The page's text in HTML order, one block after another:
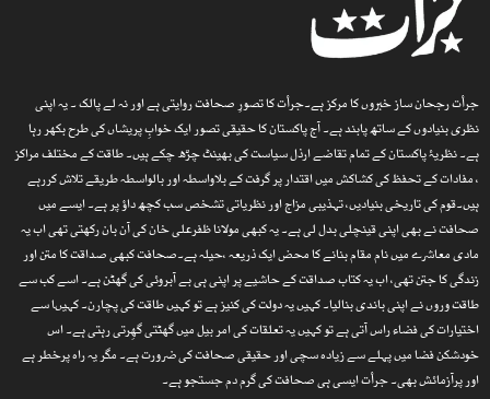
جرأت رجحان ساز خبروں کا مرکز ہے۔جرأت کا تصورِ صحافت روایتی ہے اور نہ لے پالک ۔ یہ اپنی
نظری بنیادوں کے ساتھ پابند ہے۔ آج پاکستان کا حقیقی تصور ایک خوابِ پریشاں کی طرح بکھر رہا
ہے۔ نظریۂ پاکستان کے تمام تقاضے ارذل سیاست کی بھینٹ چڑھ چکے ہیں۔ طاقت کے مختلف مراکز
، مفادات کے تحفظ کی کشاکش میں اقتدار پر گرفت کے بلاواسطہ اور بالواسطہ طریقے تلاش کررہے
ہیں۔قوم کی تاریخی بنیادیں، تہذیبی مزاج اور نظریاتی تشخص سب کچھ داؤ پر ہے۔ ایسے میں
صحافت نے بھی اپنی قینچلی بدل لی ہے۔ یہ کبھی مولانا ظفرعلی خان کی آن بان رکھتی تھی اب یہ
مادی معاشرے میں نام مقام بنانے کا محض ایک ذریعہ ،حیلہ ہے۔صحافت کبھی صداقت کا متن اور
زندگی کا جتن تھی، اب یہ کتاب صداقت کے حاشیے پر اپنی ہی بے آبروئی کی گھٹن ہے۔ اسے کب سے
طاقت وروں نے اپنی باندی بنالیا۔ کہیں یہ دولت کی کنیز ہے تو کہیں طاقت کی پچارن۔ کہیںا سے
اختیارات کی فضاء راس آتی ہے تو کہیں یہ تعلقات کی امر بیل میں گھٹتی گھِرتی رہتی ہے۔ اس
خودشکن فضا میں پہلے سے زیادہ سچی اور حقیقی صحافت کی ضرورت ہے۔ مگر یہ راہ پرخطر ہے
اور پرآزمائش بھی۔ جرأت ایسی ہی صحافت کی گرم دم جستجو ہے۔